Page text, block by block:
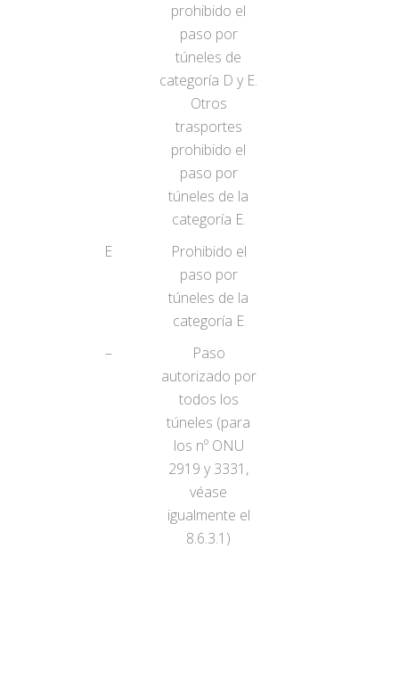
prohibido el
paso por
túneles de
categoría D y E.
Otros
trasportes
prohibido el
paso por
túneles de la
categoría E.
E
Prohibido el
paso por
túneles de la
categoría E
–
Paso
autorizado por
todos los
túneles (para
los nº ONU
2919 y 3331,
véase
igualmente el
8.6.3.1)